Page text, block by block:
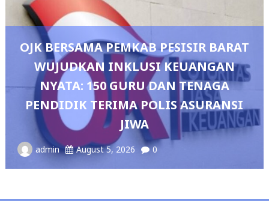
BARAT
Pedang Pora Sambut Kombes
Sianipar, Babak Baru
Polresta Bandar
admin August 4, 2026